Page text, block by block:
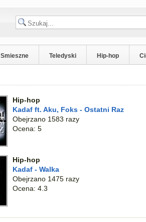
Smieszne Teledyski Hip-hop
Hip-hop
Kadaf ft. Aku, Foks - Ostatni Raz
Obejrzano 1583 razy
Ocena: 5
Hip-hop
Kadaf - Walka
Obejrzano 1475 razy
Ocena: 4.3